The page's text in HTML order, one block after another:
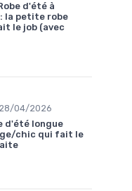
d'été à
la petite robe
le job (avec
28/04/2026
d'été longue
chic qui fait le